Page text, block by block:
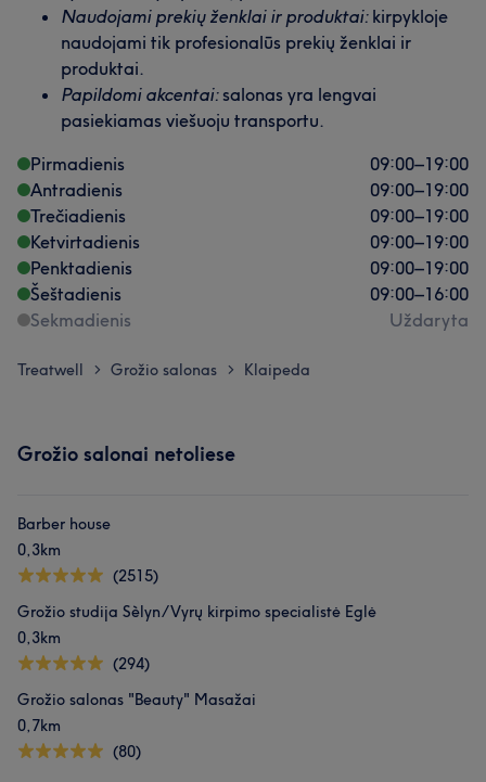
Profesionalus
Naudojami prekių ženklai ir produktai: kirpykloje
naudojami tik profesionalūs prekių ženklai ir
produktai.
Papildomi akcentai: salonas yra lengvai
pasiekiamas viešuoju transportu.
Pirmadienis
09:00–19:00
Antradienis
09:00–19:00
Trečiadienis
09:00–19:00
Ketvirtadienis
09:00–19:00
Penktadienis
09:00–19:00
Šeštadienis
09:00–16:00
Sekmadienis
Uždaryta
Treatwell > Grožio salonas > Klaipeda
Grožio salonai netoliese
Barber house
0,3km
(2515)
Grožio studija Sèlyn/Vyrų kirpimo specialistė Eglė
0,3km
(294)
Grožio salonas "Beauty" Masažai
0,7km
(80)